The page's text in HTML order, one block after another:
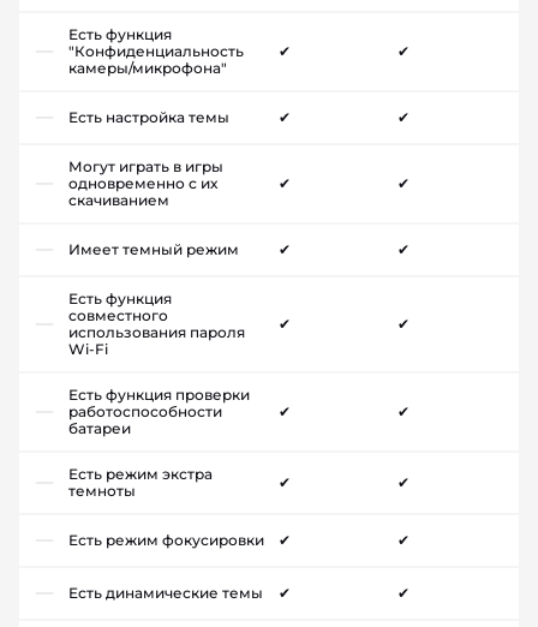
Есть функция
"Конфиденциальность
камеры/микрофона"
✔ ✔
Есть настройка темы ✔ ✔
Могут играть в игры
одновременно с их
скачиванием
✔ ✔
Имеет темный режим ✔ ✔
Есть функция
совместного
использования пароля
Wi-Fi
✔ ✔
Есть функция проверки
работоспособности
батареи
✔ ✔
Есть режим экстра
темноты
✔ ✔
Есть режим фокусировки ✔ ✔
Есть динамические темы ✔ ✔